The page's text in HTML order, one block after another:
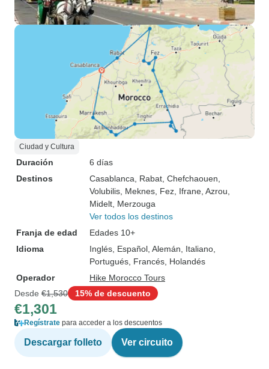
Ciudad y Cultura
Duración
6 días
Destinos
Casablanca , Rabat , Chefchaouen
Volubilis , Meknes , Fez , Ifrane , Azrou
Midelt , Merzouga
Ver todos los destinos
Franja de edad
Edades 10+
Idioma
Inglés, Español, Alemán, Italiano,
Portugués, Francés, Holandés
Operador
Hike Morocco Tours
Desde €1,530 15% de descuento
€1,301
Regístrate para acceder a los descuentos
Descargar folleto Ver circuito